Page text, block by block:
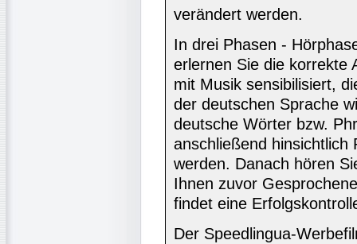
verändert werden.
In drei Phasen -
erlernen Sie die korrekte
mit Musik sensibilisiert,
der deutschen Sprache
deutsche Wörter bzw.
anschließend hinsichtlich
werden. Danach hören
Ihnen zuvor
findet eine
Der Speedlingua-